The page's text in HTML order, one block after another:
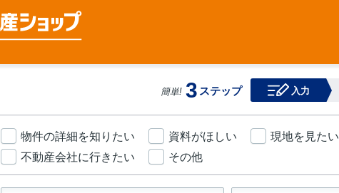
簡単! 3 ステップ 入力
物件の詳細を知りたい 資料がほしい 現地を見たい
不動産会社に行きたい
その他